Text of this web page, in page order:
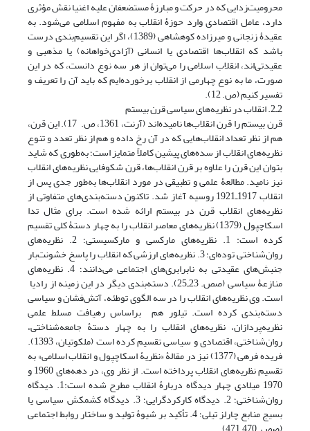
محرومیت‌زدایی که در حرکت و مبارزۀ مستضعفان علیه اغنیا نقش مؤثری
دارد، عامل اقتصادی وارد حوزۀ انقلاب به مفهوم اسلامی می‌شود. به
عقیدۀ زنجانی و میرزاده کوهشاهی (1389)، اگر این تقسیم‌بندی درست
باشد که انقلاب‌ها اقتصادی یا انسانی (آزادی‌خواهانه) یا مذهبی و
عقیدتی‌اند، انقلاب اسلامی را می‌توان از هر سه نوع دانست، که در این
صورت، ما به نوع چهارمی از انقلاب برخورده‌ایم که باید آن را تعریف و
تفسیر کنیم (ص. 12).
2ـ2. انقلاب در نظریه‌های سیاسی قرن بیستم
قرن بیستم را قرن انقلاب‌ها نامیده‌اند (آرنت، 1361، ص. 17). این قرن،
هم از نظر تعداد انقلاب‌هایی که در آن رخ داده و هم از نظر تعدد و تنوع
نظریه‌های انقلاب از سده‌های پیشین کاملاً متمایز است؛ به‌طوری که شاید
بتوان این قرن را علاوه بر قرن انقلاب‌ها، قرن شکوفایی نظریه‌های انقلاب
نیز نامید. مطالعۀ علمی و تطبیقی در مورد انقلاب‌ها به‌طور جدی پس از
انقلاب 1917ـ1921 روسیه آغاز شد. تاکنون دسته‌بندی‌های متفاوتی از
نظریه‌های انقلاب قرن در بیستم ارائه شده است. برای مثال تدا
اسکاچپول (1379) نظریه‌های معاصر انقلاب را به چهار دستۀ کلی تقسیم‌
کرده است: 1. نظریه‌های مارکسی و مارکسیستی؛ 2. نظریه‌های
روان‌شناختی توده‌ای؛ 3. نظریه‌های ارزشی که انقلاب را پاسخ خشونت‌بار
جنبش‌های عقیدتی به نابرابری‌های اجتماعی می‌دانند؛ 4. نظریه‌های
منازعۀ سیاسی (صص. 23ـ25). دسته‌بندی دیگر در این زمینه از رادیا
است. وی نظریه‌های انقلاب را در سه الگوی توطئه، آتش‌فشان و سیاسی
دسته‌بندی کرده است. تیلور هم براساس رهیافت مسلط علمی
نظریه‌پردازان، نظریه‌های انقلاب را به چهار دستۀ جامعه‌شناختی،
روان‌شناختی، اقتصادی و سیاسی تقسیم کرده است (ملکوتیان، 1393).
فریده فرهی (1377) نیز در مقالۀ «نظریۀ اسکاچپول و انقلاب اسلامی» به
تقسیم‌ نظریه‌های انقلاب پرداخته است. از نظر وی، در دهه‌های 1960 و
1970 میلادی چهار دیدگاه دربارۀ انقلاب مطرح شده است:1. دیدگاه
روان‌شناختی؛ 2. دیدگاه کارکردگرایی؛ 3. دیدگاه کشمکش سیاسی یا
بسیج منابع چارلز تیلی؛ 4. تأکید بر شیوۀ تولید و ساختار روابط اجتماعی